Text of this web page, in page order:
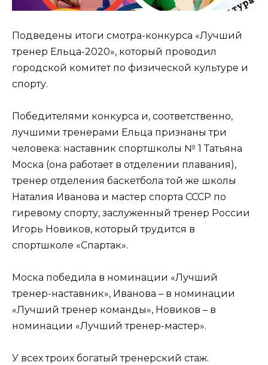
Подведены итоги смотра-конкурса «Лучший
тренер Ельца-2020», который проводил
городской комитет по физической культуре и
спорту.
Победителями конкурса и, соответственно,
лучшими тренерами Ельца признаны три
человека: наставник спортшколы № 1 Татьяна
Моска (она работает в отделении плавания),
тренер отделения баскетбола той же школы
Наталия Иванова и мастер спорта СССР по
гиревому спорту, заслуженный тренер России
Игорь Новиков, который трудится в
спортшколе «Спартак».
Моска победила в номинации «Лучший
тренер-наставник», Иванова – в номинации
«Лучший тренер команды», Новиков – в
номинации «Лучший тренер-мастер».
У всех троих богатый тренерский стаж.